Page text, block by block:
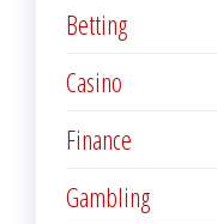
Betting
Casino
Finance
Gambling